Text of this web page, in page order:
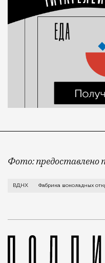
Фото: предоставлено
Все желающие
ВДНХ Фабрика шоколадных